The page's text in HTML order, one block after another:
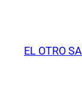
contenido
EL OTRO